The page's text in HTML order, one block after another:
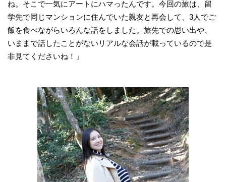
ね。そこで一気にアートにハマったんです。今回の旅は、留
学先で同じマンションに住んでいた親友と再会して、3人でご
飯を食べながらいろんな話をしました。旅先での思い出や、
いままで話したことがないリアルな会話が載っているので是
非見てくださいね！」